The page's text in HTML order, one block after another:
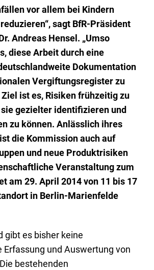
vor allem bei Kindern
sagt BfR-Präsident
Andreas Hensel. „Umso
diese Arbeit durch eine
Dokumentation
Vergiftungsregister zu
Ziel ist es, Risiken frühzeitig zu
gezielter identifizieren und
zu können. Anlässlich ihres
die Kommission auch auf
und neue Produktrisiken
Veranstaltung zum
am 29. April 2014 von 11 bis 17
in Berlin-Marienfelde
gibt es bisher keine
Erfassung und Auswertung von
bestehenden